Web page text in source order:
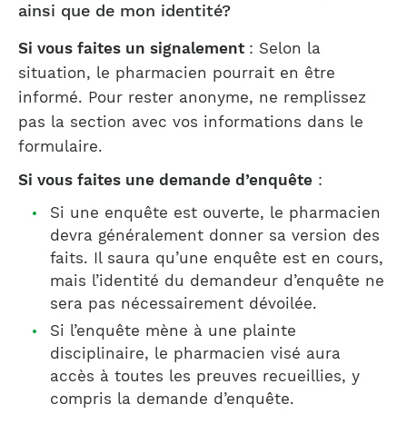
ainsi que de mon identité?
Si vous faites un signalement : Selon la
situation, le pharmacien pourrait en être
informé. Pour rester anonyme, ne remplissez
pas la section avec vos informations dans le
formulaire.
Si vous faites une demande d’enquête :
Si une enquête est ouverte, le pharmacien
devra généralement donner sa version des
faits. Il saura qu’une enquête est en cours,
mais l’identité du demandeur d’enquête ne
sera pas nécessairement dévoilée.
Si l’enquête mène à une plainte
disciplinaire, le pharmacien visé aura
accès à toutes les preuves recueillies, y
compris la demande d’enquête.